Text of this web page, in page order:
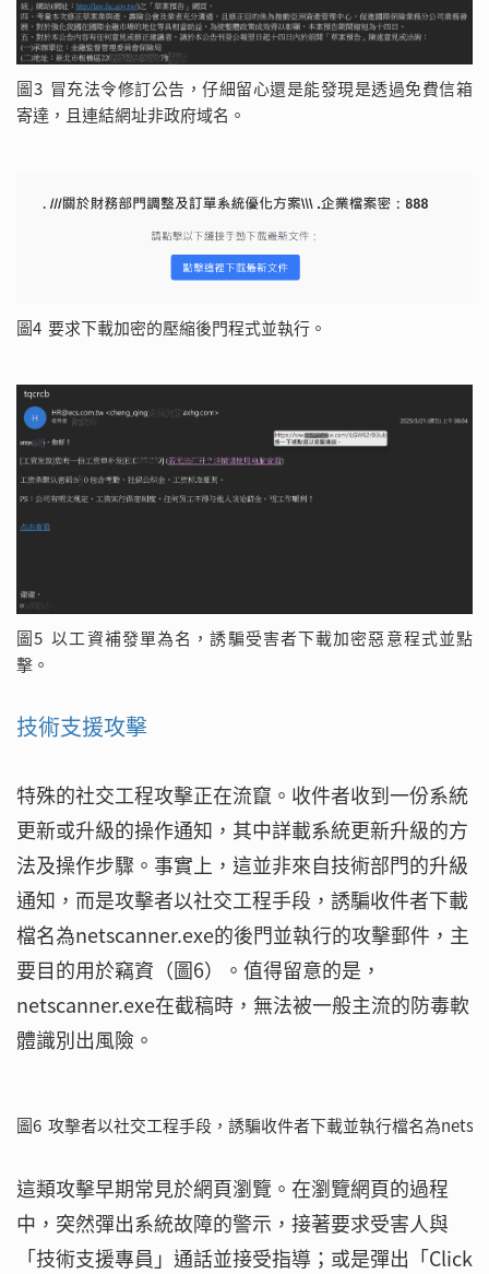
圖3 冒充法令修訂公告，仔細留心還是能發現是透過免費信箱
寄達，且連結網址非政府域名。
圖4 要求下載加密的壓縮後門程式並執行。
圖5 以工資補發單為名，誘騙受害者下載加密惡意程式並點
擊。
技術支援攻擊
特殊的社交工程攻擊正在流竄。收件者收到一份系統
更新或升級的操作通知，其中詳載系統更新升級的方
法及操作步驟。事實上，這並非來自技術部門的升級
通知，而是攻擊者以社交工程手段，誘騙收件者下載
檔名為netscanner.exe的後門並執行的攻擊郵件，主
要目的用於竊資（圖6）。值得留意的是，
netscanner.exe在截稿時，無法被一般主流的防毒軟
體識別出風險。
圖6 攻擊者以社交工程手段，誘騙收件者下載並執行檔名為
這類攻擊早期常見於網頁瀏覽。在瀏覽網頁的過程
中，突然彈出系統故障的警示，接著要求受害人與
「技術支援專員」通話並接受指導；或是彈出「Click